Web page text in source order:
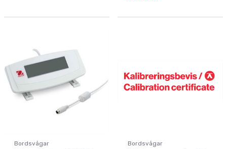
Bordsvågar Bordsvågar